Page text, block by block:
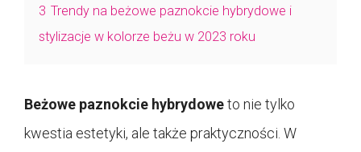
3 Trendy na beżowe paznokcie hybrydowe i
stylizacje w kolorze beżu w 2023 roku
Beżowe paznokcie hybrydoweto nie tylko
kwestia estetyki, ale także praktyczności. W